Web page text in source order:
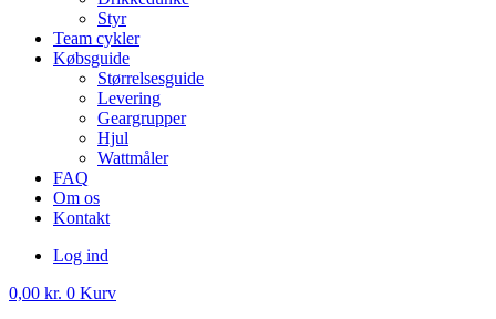
Styr
Team cykler
Købsguide
Størrelsesguide
Levering
Geargrupper
Hjul
Wattmåler
FAQ
Om os
Kontakt
Log ind
0,00 kr. 0 Kurv